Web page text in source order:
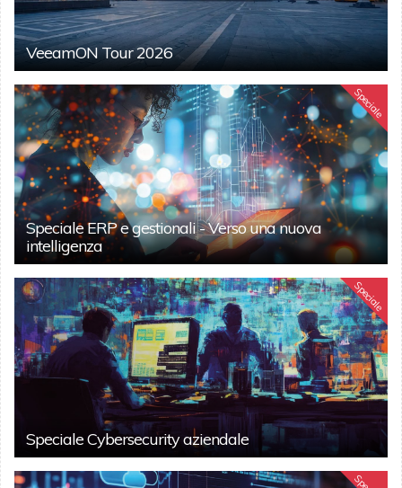
VeeamON Tour 2026
Speciale
Speciale ERP e gestionali - Verso una nuova
intelligenza
Speciale
Speciale Cybersecurity aziendale